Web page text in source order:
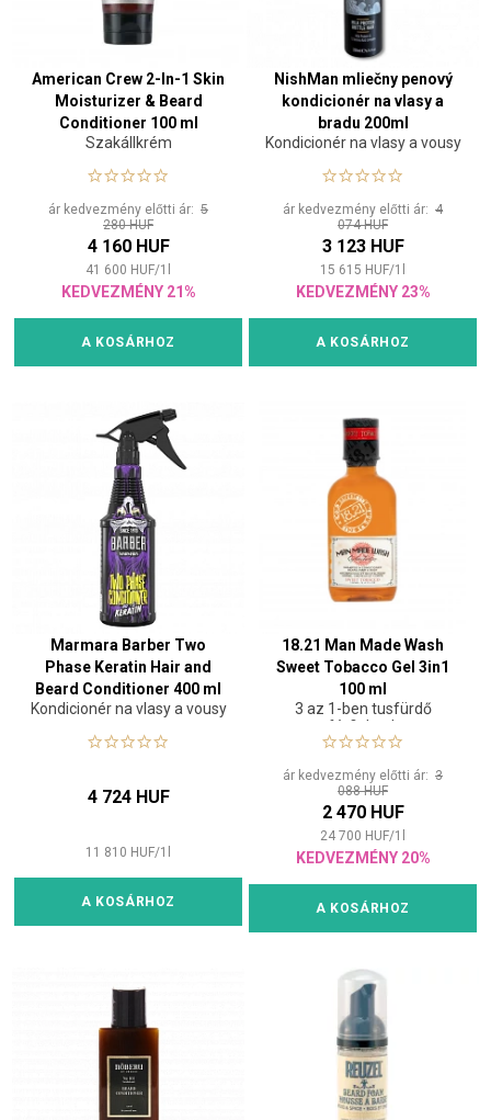
American Crew 2-In-1 Skin
Moisturizer & Beard
Conditioner 100 ml
Szakállkrém
ár kedvezmény előtti ár: 5
280 HUF
4 160 HUF
41 600 HUF/1
KEDVEZMÉNY 21%
A KOSÁRHOZ
NishMan mliečny penový
kondicionér na vlasy a
bradu 200ml
Kondicionér na vlasy a vousy
ár kedvezmény előtti ár: 4
074 HUF
3 123 HUF
15 615 HUF/1
KEDVEZMÉNY 23%
A KOSÁRHOZ
Marmara Barber Two
Phase Keratin Hair and
Beard Conditioner 400 ml
Kondicionér na vlasy a vousy
4 724 HUF
11 810 HUF/1
A KOSÁRHOZ
18.21 Man Made Wash
Sweet Tobacco Gel 3in1
100 ml
3 az 1-ben tusfürdő
férfiaknak
ár kedvezmény előtti ár: 3
088 HUF
2 470 HUF
24 700 HUF/1
KEDVEZMÉNY 20%
A KOSÁRHOZ